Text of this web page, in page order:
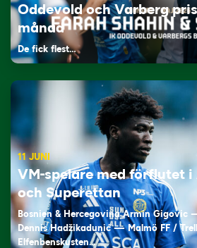
Oddevold och Varberg
månad
De fick flest…
11 JUNI
VM-spelare med förflutet i
och Superettan
Bosnien & Hercegovina Armin Gigovic
Dennis Hadžikadunić — Malmö FF /
Elfenbenskusten…